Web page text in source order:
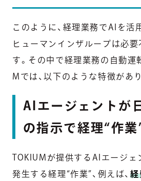
このように、経理業務でAIを活
ヒューマンインザループは必要
す。その中で経理業務の自動運
Mでは、以下のような特徴があり
AIエージェントが
の指示で経理“作業
TOKIUMが提供するAIエージェ
発生する経理“作業”、例えば、経